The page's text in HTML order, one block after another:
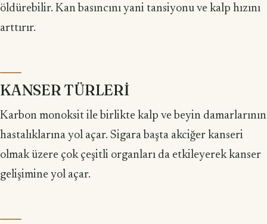
öldürebilir. Kan basıncını yani tansiyonu ve kalp hızını
arttırır.
KANSER TÜRLERİ
Karbon monoksit ile birlikte kalp ve beyin damarlarının
hastalıklarına yol açar. Sigara başta akciğer kanseri
olmak üzere çok çeşitli organları da etkileyerek kanser
gelişimine yol açar.